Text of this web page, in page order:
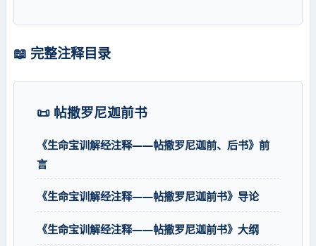
📖 完整注释目录
📜 帖撒罗尼迦前书
《生命宝训解经注释——帖撒罗尼迦前、后书》前
言
《生命宝训解经注释——帖撒罗尼迦前书》导论
《生命宝训解经注释——帖撒罗尼迦前书》大纲